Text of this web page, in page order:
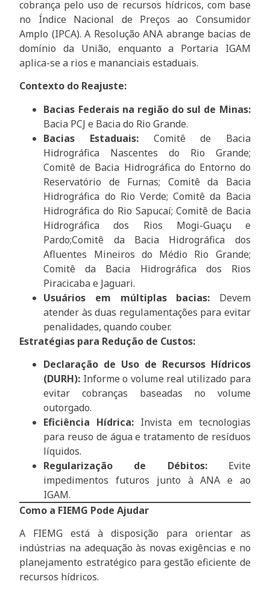
cobrança pelo uso de recursos hídricos, com base
no Índice Nacional de Preços ao Consumidor
Amplo (IPCA). A Resolução ANA abrange bacias de
domínio da União, enquanto a Portaria IGAM
aplica-se a rios e mananciais estaduais.
Contexto do Reajuste:
Bacias Federais na região do sul de Minas:
Bacia PCJ e Bacia do Rio Grande.
Bacias Estaduais:Comitê de Bacia
Hidrográfica Nascentes do Rio Grande;
Comitê de Bacia Hidrográfica do Entorno do
Reservatório de Furnas; Comitê da Bacia
Hidrográfica do Rio Verde; Comitê da Bacia
Hidrográfica do Rio Sapucaí; Comitê de Bacia
Hidrográfica dos Rios Mogi-Guaçu e
Pardo;Comitê da Bacia Hidrográfica dos
Afluentes Mineiros do Médio Rio Grande;
Comitê da Bacia Hidrográfica dos Rios
Piracicaba e Jaguari.
Usuários em múltiplas bacias: Devem
atender às duas regulamentações para evitar
penalidades, quando couber.
Estratégias para Redução de Custos:
Declaração de Uso de Recursos Hídricos
(DURH): Informe o volume real utilizado para
evitar cobranças baseadas no volume
outorgado.
Eficiência Hídrica: Invista em tecnologias
para reuso de água e tratamento de resíduos
líquidos.
Regularização de Débitos:Evite
impedimentos futuros junto à ANA e ao
IGAM.
Como a FIEMG Pode Ajudar
A FIEMG está à disposição para orientar as
indústrias na adequação às novas exigências e no
planejamento estratégico para gestão eficiente de
recursos hídricos.